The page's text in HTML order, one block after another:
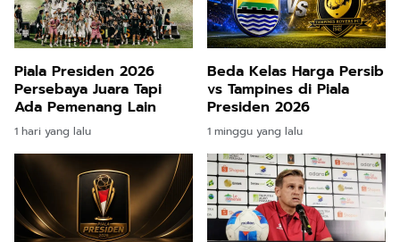
Piala Presiden 2026
Persebaya Juara Tapi
Ada Pemenang Lain
1 hari yang lalu
Beda Kelas Harga Persib
vs Tampines di Piala
Presiden 2026
1 minggu yang lalu